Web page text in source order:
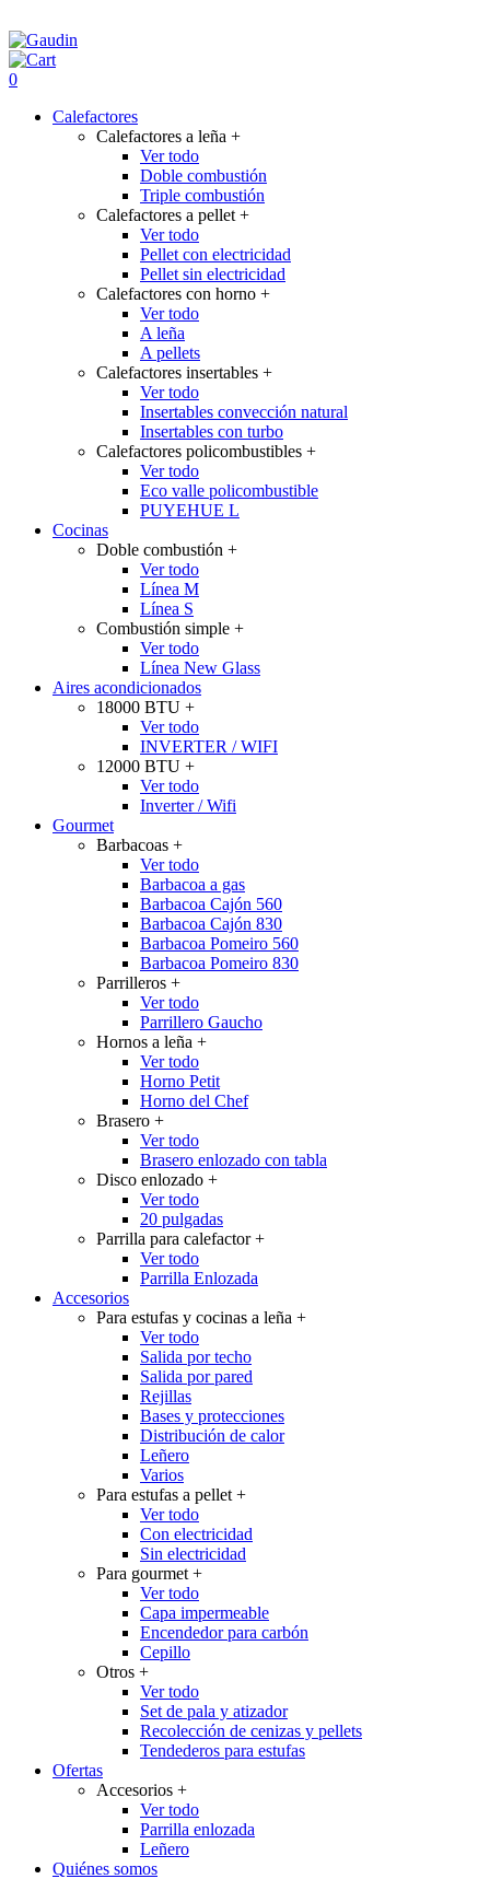
0
Calefactores
Calefactores a leña +
Ver todo
Doble combustión
Triple combustión
Calefactores a pellet +
Ver todo
Pellet con electricidad
Pellet sin electricidad
Calefactores con horno +
Ver todo
A leña
A pellets
Calefactores insertables +
Ver todo
Insertables convección natural
Insertables con turbo
Calefactores policombustibles +
Ver todo
Eco valle policombustible
PUYEHUE L
Cocinas
Doble combustión +
Ver todo
Línea M
Línea S
Combustión simple +
Ver todo
Línea New Glass
Aires acondicionados
18000 BTU +
Ver todo
INVERTER / WIFI
12000 BTU +
Ver todo
Inverter / Wifi
Gourmet
Barbacoas +
Ver todo
Barbacoa a gas
Barbacoa Cajón 560
Barbacoa Cajón 830
Barbacoa Pomeiro 560
Barbacoa Pomeiro 830
Parrilleros +
Ver todo
Parrillero Gaucho
Hornos a leña +
Ver todo
Horno Petit
Horno del Chef
Brasero +
Ver todo
Brasero enlozado con tabla
Disco enlozado +
Ver todo
20 pulgadas
Parrilla para calefactor+
Ver todo
Parrilla Enlozada
Accesorios
Para estufas y cocinas a leña +
Ver todo
Salida por techo
Salida por pared
Rejillas
Bases y protecciones
Distribución de calor
Leñero
Varios
Para estufas a pellet +
Ver todo
Con electricidad
Sin electricidad
Para gourmet +
Ver todo
Capa impermeable
Encendedor para carbón
Cepillo
Otros +
Ver todo
Set de pala y atizador
Recolección de cenizas y pellets
Tendederos para estufas
Ofertas
Accesorios +
Ver todo
Parrilla enlozada
Leñero
Quiénes somos